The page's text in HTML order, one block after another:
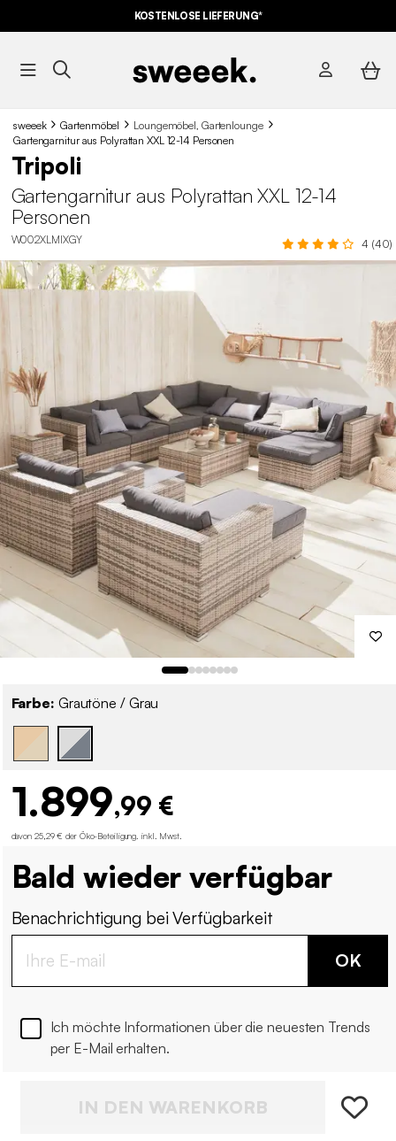
KOSTENLOSE LIEFERUNG*
sweeek Gartenmöbel
Loungemöbel, Gartenlounge
Gartengarnitur aus Polyrattan XXL 12-14 Personen
Tripoli
Gartengarnitur aus Polyrattan XXL 12-14
Personen
W002XLMIXGY 4 (40)
Farbe: Grautöne / Grau
1.899,99 €
davon 25,29 € der Öko-Beteiligung inkl. Mwst.
Bald wieder verfügbar
Benachrichtigung bei Verfügbarkeit
OK
Ich möchte Informationen über die neuesten Trends
per E-Mail erhalten.
IN DEN WARENKORB